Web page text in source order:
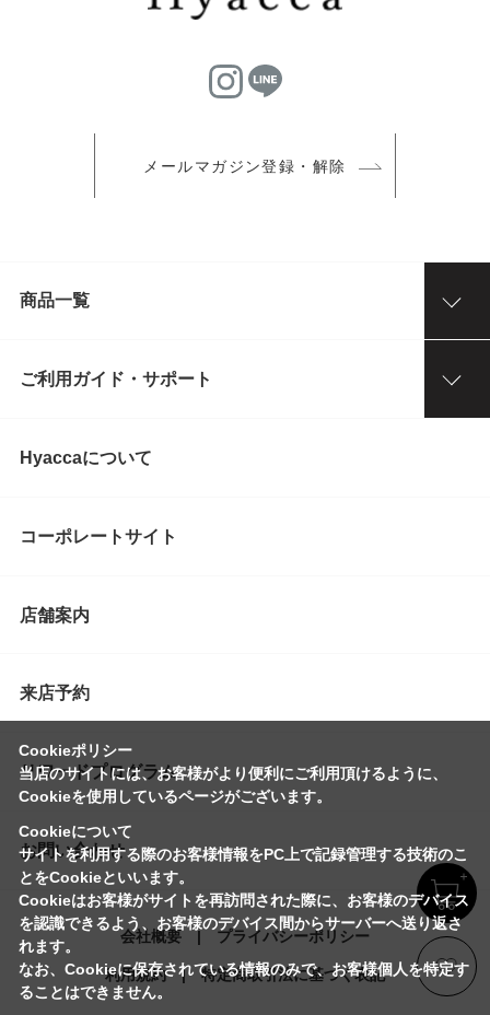
メールマガジン登録・解除
商品一覧
ご利用ガイド・サポート
Hyaccaについて
コーポレートサイト
店舗案内
来店予約
リワードプログラム
お問い合わせ
会社概要 プライバシーポリシー
利用規約 特定商取引法に基づく表記
Cookieポリシー
当店のサイトには、お客様がより便利にご利用頂けるように、
Cookieを使用しているページがございます。
Cookieについて
サイトを利用する際のお客様情報をPC上で記録管理する技術のこ
とをCookieといいます。
Cookieはお客様がサイトを再訪問された際に、お客様のデバイス
を認識できるよう、お客様のデバイス間からサーバーへ送り返さ
れます。
なお、Cookieに保存されている情報のみで、お客様個人を特定す
ることはできません。